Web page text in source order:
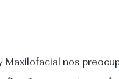
Maxilofacial nos